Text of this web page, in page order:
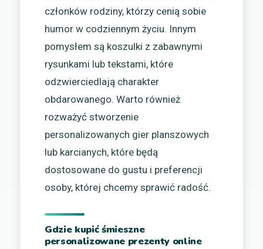
członków rodziny, którzy cenią sobie
humor w codziennym życiu. Innym
pomysłem są koszulki z zabawnymi
rysunkami lub tekstami, które
odzwierciedlają charakter
obdarowanego. Warto również
rozważyć stworzenie
personalizowanych gier planszowych
lub karcianych, które będą
dostosowane do gustu i preferencji
osoby, której chcemy sprawić radość.
Gdzie kupić śmieszne
personalizowane prezenty online